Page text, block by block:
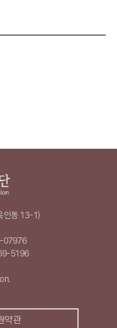
약관
인동 13-1)
07976
5196